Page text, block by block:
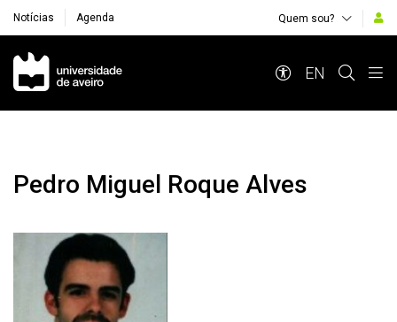
Notícias Agenda Quem sou?
Navegação Principal
EN
Pedro Miguel Roque Alves